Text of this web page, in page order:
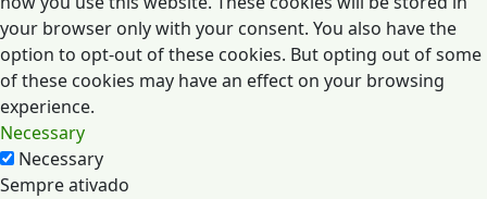
your browser only with your consent. You also have the
option to opt-out of these cookies. But opting out of some
of these cookies may have an effect on your browsing
experience.
Necessary
Necessary
Sempre ativado